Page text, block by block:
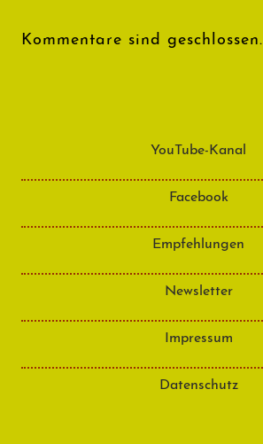
Kommentare sind geschlossen.
YouTube-Kanal
Facebook
Empfehlungen
Newsletter
Impressum
Datenschutz